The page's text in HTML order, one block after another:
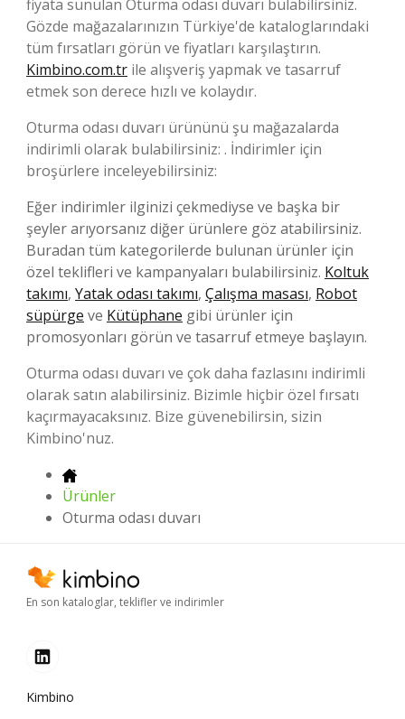
fiyata sunulan Oturma odası duvarı bulabilirsiniz.
Gözde mağazalarınızın Türkiye'de kataloglarındaki
tüm fırsatları görün ve fiyatları karşılaştırın.
Kimbino.com.tr ile alışveriş yapmak ve tasarruf
etmek son derece hızlı ve kolaydır.
Oturma odası duvarı ürününü şu mağazalarda
indirimli olarak bulabilirsiniz: . İndirimler için
broşürlere inceleyebilirsiniz:
Eğer indirimler ilginizi çekmediyse ve başka bir
şeyler arıyorsanız diğer ürünlere göz atabilirsiniz.
Buradan tüm kategorilerde bulunan ürünler için
özel teklifleri ve kampanyaları bulabilirsiniz. Koltuk
takımı, Yatak odası takımı, Çalışma masası, Robot
süpürge ve Kütüphane gibi ürünler için
promosyonları görün ve tasarruf etmeye başlayın.
Oturma odası duvarı ve çok daha fazlasını indirimli
olarak satın alabilirsiniz. Bizimle hiçbir özel fırsatı
kaçırmayacaksınız. Bize güvenebilirsin, sizin
Kimbino'nuz.
Ürünler
Oturma odası duvarı
En son kataloglar, teklifler ve indirimler
Kimbino